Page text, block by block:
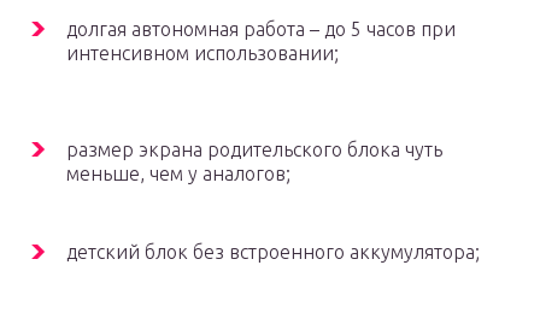
долгая автономная работа – до 5 часов при
интенсивном использовании;
размер экрана родительского блока чуть
меньше, чем у аналогов;
детский блок без встроенного аккумулятора;